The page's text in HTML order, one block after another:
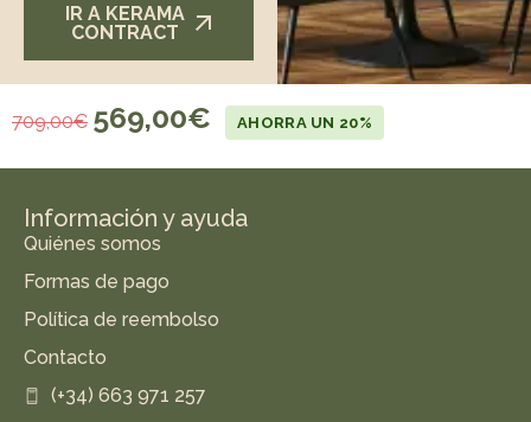
IR A KERAMA
CONTRACT
709,00€ 569,00€ AHORRA UN 20%
Información y ayuda
Quiénes somos
Formas de pago
Política de reembolso
Contacto
(+34) 663 971 257